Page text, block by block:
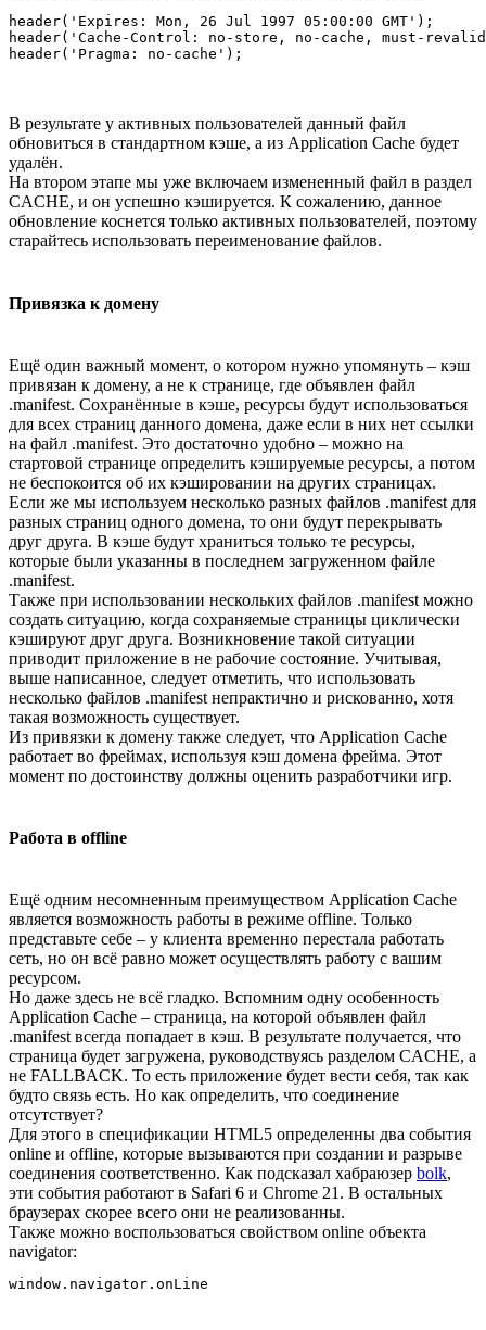
header('Expires: Mon, 26 Jul 1997 05:00:00 GMT');
header('Cache-Control: no-store, no-cache, must-
В результате у активных пользователей данный файл
обновиться в стандартном кэше, а из Application Cache будет
удалён.
На втором этапе мы уже включаем измененный файл в раздел
CACHE, и он успешно кэшируется. К сожалению, данное
обновление коснется только активных пользователей, поэтому
старайтесь использовать переименование файлов.
Привязка к домену
Ещё один важный момент, о котором нужно упомянуть – кэш
привязан к домену, а не к странице, где объявлен файл
.manifest. Сохранённые в кэше, ресурсы будут использоваться
для всех страниц данного домена, даже если в них нет ссылки
на файл .manifest. Это достаточно удобно – можно на
стартовой странице определить кэшируемые ресурсы, а потом
не беспокоится об их кэшировании на других страницах.
Если же мы используем несколько разных файлов .manifest для
разных страниц одного домена, то они будут перекрывать
друг друга. В кэше будут храниться только те ресурсы,
которые были указанны в последнем загруженном файле
.manifest.
Также при использовании нескольких файлов .manifest можно
создать ситуацию, когда сохраняемые страницы циклически
кэшируют друг друга. Возникновение такой ситуации
приводит приложение в не рабочие состояние. Учитывая,
выше написанное, следует отметить, что использовать
несколько файлов .manifest непрактично и рискованно, хотя
такая возможность существует.
Из привязки к домену также следует, что Application Cache
работает во фреймах, используя кэш домена фрейма. Этот
момент по достоинству должны оценить разработчики игр.
Работа в offline
Ещё одним несомненным преимуществом Application Cache
является возможность работы в режиме offline. Только
представьте себе – у клиента временно перестала работать
сеть, но он всё равно может осуществлять работу с вашим
ресурсом.
Но даже здесь не всё гладко. Вспомним одну особенность
Application Cache – страница, на которой объявлен файл
.manifest всегда попадает в кэш. В результате получается, что
страница будет загружена, руководствуясь разделом CACHE, а
не FALLBACK. То есть приложение будет вести себя, так как
будто связь есть. Но как определить, что соединение
отсутствует?
Для этого в спецификации HTML5 определенны два события
online и offline, которые вызываются при создании и разрыве
соединения соответственно. Как подсказал хабраюзер bolk,
эти события работают в Safari 6 и Chrome 21. В остальных
браузерах скорее всего они не реализованны.
Также можно воспользоваться свойством online объекта
navigator: